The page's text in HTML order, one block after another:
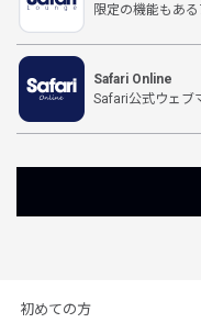
限定の機能もあ
Safari Online
Safari公式ウェブ
初めての方